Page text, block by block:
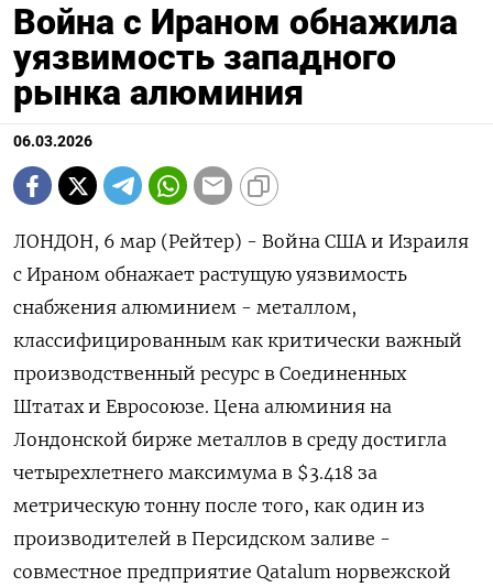
Война с Ираном обнажила
уязвимость западного
рынка алюминия
06.03.2026
ЛОНДОН, 6 мар (Рейтер) - Война США и Израиля
с Ираном обнажает растущую уязвимость
снабжения алюминием - металлом,
классифицированным как критически важный
производственный ресурс в Соединенных
Штатах и Евросоюзе. Цена алюминия на
Лондонской бирже металлов в среду достигла
четырехлетнего максимума в $3.418 за
метрическую тонну после того, как один из
производителей в Персидском заливе -
совместное предприятие Qatalum норвежской